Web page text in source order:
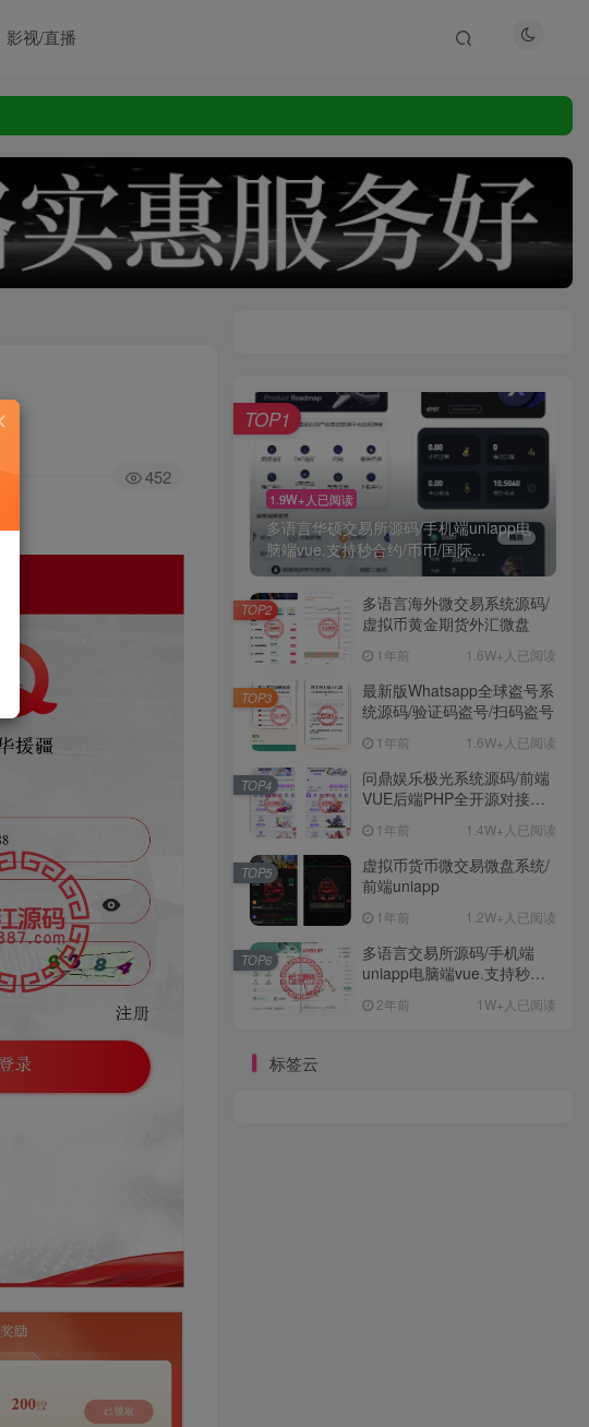
影视/直播
452
1.9W+人已阅读
多语言华硕交易所源码/手机端uniapp电
脑端vue.支持秒合约/币币/国际...
TOP1
多语言海外微交易系统源码/
虚拟币黄金期货外汇微盘
1年前 1.6W+人已阅读
TOP2
最新版Whatsapp全球盗号系
统源码/验证码盗号/扫码盗号
1年前 1.6W+人已阅读
TOP3
问鼎娱乐极光系统源码/前端
VUE后端PHP全开源对接美
BUG1年前 1.4W+人已阅读
TOP4
虚拟币货币微交易微盘系统/
前端uniapp
1年前 1.2W+人已阅读
TOP5
多语言交易所源码/手机端
uniapp电脑端vue.支持秒合
2年前 1W+人已阅读
TOP6
标签云